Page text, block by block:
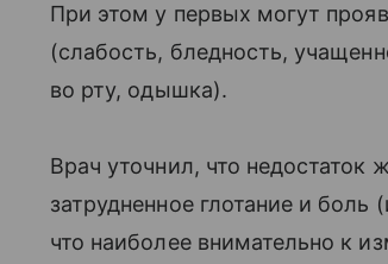
При этом у первых могут
(слабость, бледность,
во рту, одышка).
Врач уточнил, что
затрудненное глотание и
что наиболее внимательно к